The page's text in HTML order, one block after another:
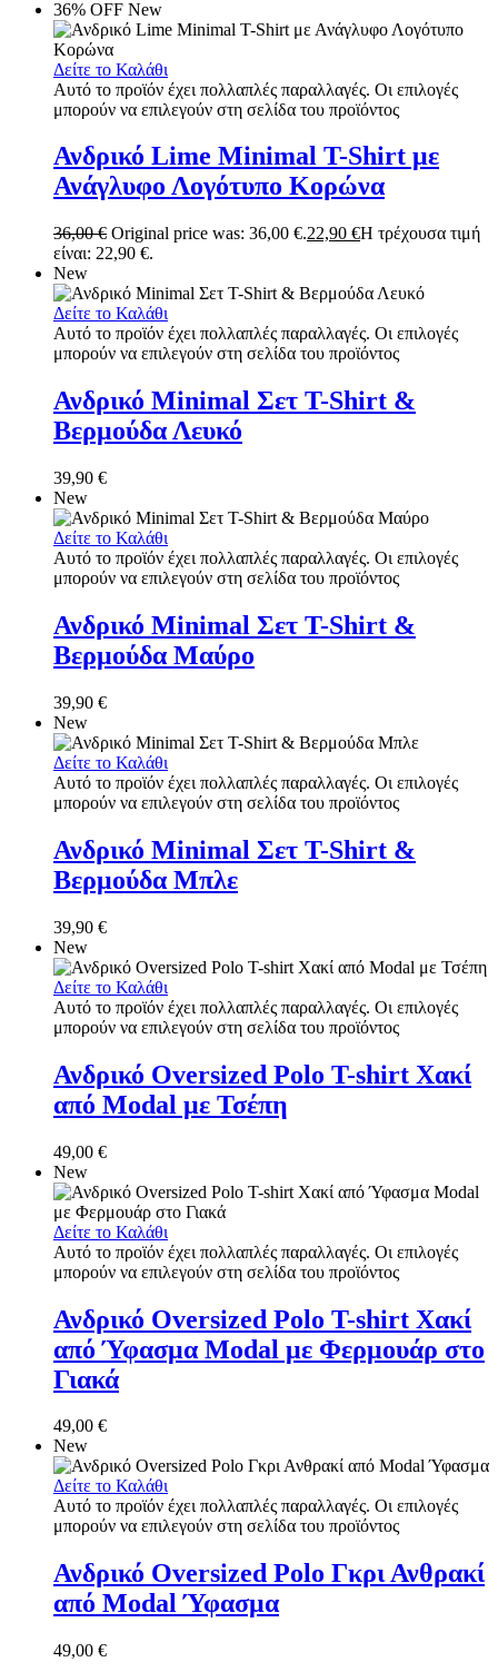
36% OFF New
Δείτε το Καλάθι
Αυτό το προϊόν έχει πολλαπλές παραλλαγές. Οι επιλογές
μπορούν να επιλεγούν στη σελίδα του προϊόντος
Ανδρικό Lime Minimal T-Shirt με
Ανάγλυφο Λογότυπο Κορώνα
36,00€ Original price was: 36,00 €.22,90 €Η τρέχουσα τιμή
είναι: 22,90 €.
New
Δείτε το Καλάθι
Αυτό το προϊόν έχει πολλαπλές παραλλαγές. Οι επιλογές
μπορούν να επιλεγούν στη σελίδα του προϊόντος
Ανδρικό Minimal Σετ T-Shirt &
Βερμούδα Λευκό
39,90 €
New
Δείτε το Καλάθι
Αυτό το προϊόν έχει πολλαπλές παραλλαγές. Οι επιλογές
μπορούν να επιλεγούν στη σελίδα του προϊόντος
Ανδρικό Minimal Σετ T-Shirt &
Βερμούδα Μαύρο
39,90 €
New
Δείτε το Καλάθι
Αυτό το προϊόν έχει πολλαπλές παραλλαγές. Οι επιλογές
μπορούν να επιλεγούν στη σελίδα του προϊόντος
Ανδρικό Minimal Σετ T-Shirt &
Βερμούδα Μπλε
39,90 €
New
Δείτε το Καλάθι
Αυτό το προϊόν έχει πολλαπλές παραλλαγές. Οι επιλογές
μπορούν να επιλεγούν στη σελίδα του προϊόντος
Ανδρικό Oversized Polo T-shirt Χακί
από Modal με Τσέπη
49,00 €
New
Δείτε το Καλάθι
Αυτό το προϊόν έχει πολλαπλές παραλλαγές. Οι επιλογές
μπορούν να επιλεγούν στη σελίδα του προϊόντος
Ανδρικό Oversized Polo T-shirt Χακί
από Ύφασμα Modal με Φερμουάρ στο
Γιακά
49,00 €
New
Δείτε το Καλάθι
Αυτό το προϊόν έχει πολλαπλές παραλλαγές. Οι επιλογές
μπορούν να επιλεγούν στη σελίδα του προϊόντος
Ανδρικό Oversized Polo Γκρι Ανθρακί
από Modal Ύφασμα
49,00 €